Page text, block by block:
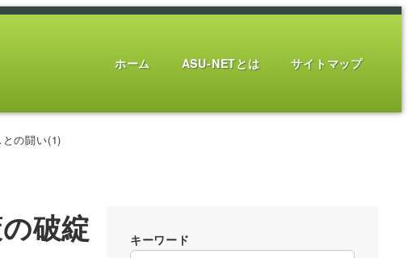
ホーム ASU-NETとは サイトマップ
の闘い(1)
破綻
キーワード